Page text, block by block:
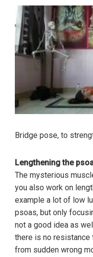
Bridge pose, to
Lengthening the
The mysterious
you also work on
example a lot of low
psoas, but only
not a good idea as
there is no resistance
from sudden wrong